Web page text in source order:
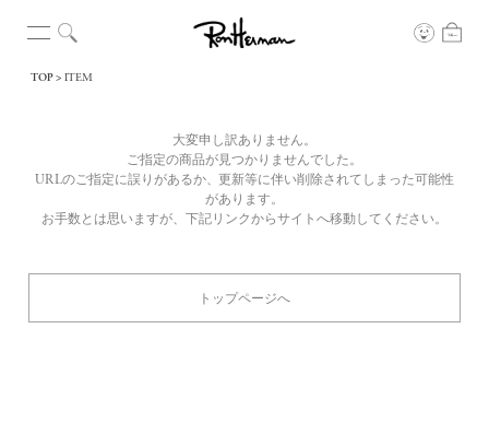
TOP ITEM
大変申し訳ありません。
ご指定の商品が見つかりませんでした。
URLのご指定に誤りがあるか、更新等に伴い削除されてしまった可能性
があります。
お手数とは思いますが、下記リンクからサイトへ移動してください。
トップページへ